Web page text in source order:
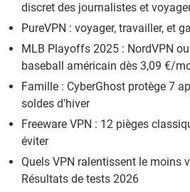
discret des journalistes et
PureVPN : voyager, travailler, et
MLB Playoffs 2025 : NordVPN
baseball américain dès 3,09 €/
Famille : CyberGhost protège 7
soldes d'hiver
Freeware VPN : 12 pièges
éviter
Quels VPN ralentissent le moins
Résultats de tests 2026